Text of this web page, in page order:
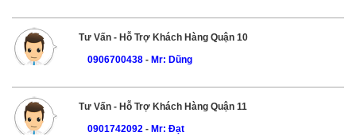
Tư Vấn - Hỗ Trợ Khách Hàng Quận 10
0906700438- Mr: Dũng
Tư Vấn - Hỗ Trợ Khách Hàng Quận 11
0901742092 - Mr: Đạt